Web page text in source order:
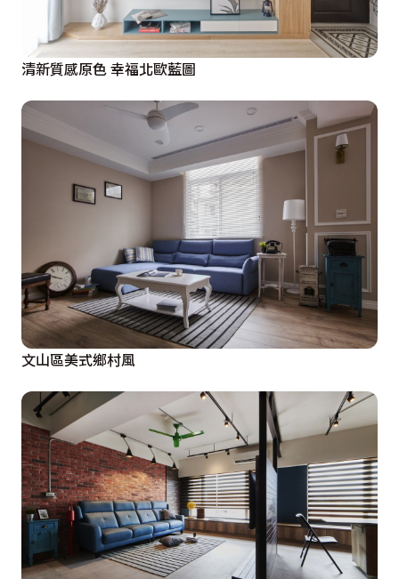
清新質感原色 幸福北歐藍圖
文山區美式鄉村風